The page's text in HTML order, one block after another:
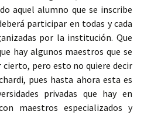
aquel alumno que se inscribe
participar en todas y cada
por la institución. Que
hay algunos maestros que se
cierto, pero esto no quiere decir
pues hasta ahora esta es
privadas que hay en
maestros especializados y